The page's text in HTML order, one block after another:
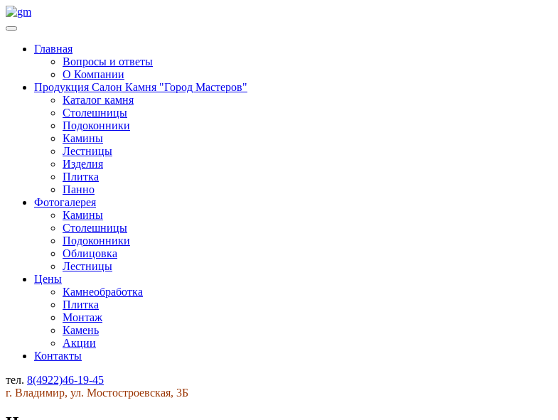
Главная
Вопросы и ответы
О Компании
Продукция Салон Камня "Город Мастеров"
Каталог камня
Столешницы
Подоконники
Камины
Лестницы
Изделия
Плитка
Панно
Фотогалерея
Камины
Столешницы
Подоконники
Облицовка
Лестницы
Цены
Камнеобработка
Плитка
Монтаж
Камень
Акции
Контакты
тел. 8(4922)46-19-45
г. Владимир, ул. Мостостроевская, 3Б